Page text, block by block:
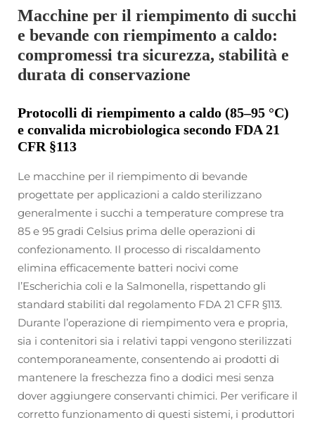
Macchine per il riempimento di succhi
e bevande con riempimento a caldo:
compromessi tra sicurezza, stabilità e
durata di conservazione
Protocolli di riempimento a caldo (85–95 °C)
e convalida microbiologica secondo FDA 21
CFR §113
Le macchine per il riempimento di bevande
progettate per applicazioni a caldo sterilizzano
generalmente i succhi a temperature comprese tra
85 e 95 gradi Celsius prima delle operazioni di
confezionamento. Il processo di riscaldamento
elimina efficacemente batteri nocivi come
l’Escherichia coli e la Salmonella, rispettando gli
standard stabiliti dal regolamento FDA 21 CFR §113.
Durante l’operazione di riempimento vera e propria,
sia i contenitori sia i relativi tappi vengono sterilizzati
contemporaneamente, consentendo ai prodotti di
mantenere la freschezza fino a dodici mesi senza
dover aggiungere conservanti chimici. Per verificare il
corretto funzionamento di questi sistemi, i produttori